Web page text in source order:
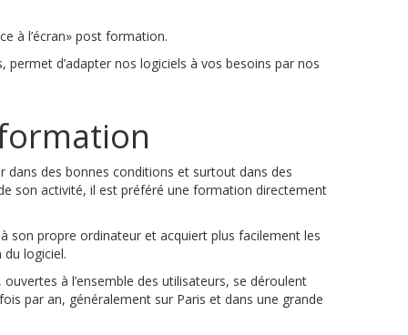
à l’écran» post formation.
d’adapter nos logiciels à vos besoins par nos
dans des bonnes conditions et surtout dans des
son activité, il est préféré une formation directement
son propre ordinateur et acquiert plus facilement les
du logiciel.
à l’ensemble des utilisateurs, se déroulent
par an, généralement sur Paris et dans une grande